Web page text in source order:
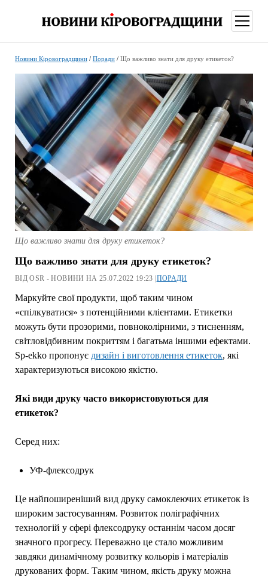
меню
Новини Кіровоградщини/ Поради/ Що важливо знати для друку етикеток?
Що важливо знати для друку етикеток?
Що важливо знати для друку етикеток?
ВІД OSR - НОВИНИ НА 25.07.2022 19:23 |ПОРАДИ
Маркуйте свої продукти, щоб таким чином
«спілкуватися» з потенційними клієнтами. Етикетки
можуть бути прозорими, повноколірними, з тисненням,
світловідбивним покриттям і багатьма іншими ефектами.
Sp-ekko пропонує дизайн і виготовлення етикеток, які
характеризуються високою якістю.
Які види друку часто використовуються для
етикеток?
Серед них:
УФ-флексодрук
Це найпоширеніший вид друку самоклеючих етикеток із
широким застосуванням. Розвиток поліграфічних
технологій у сфері флексодруку останнім часом досяг
значного прогресу. Переважно це стало можливим
завдяки динамічному розвитку кольорів і матеріалів
друкованих форм. Таким чином, якість друку можна